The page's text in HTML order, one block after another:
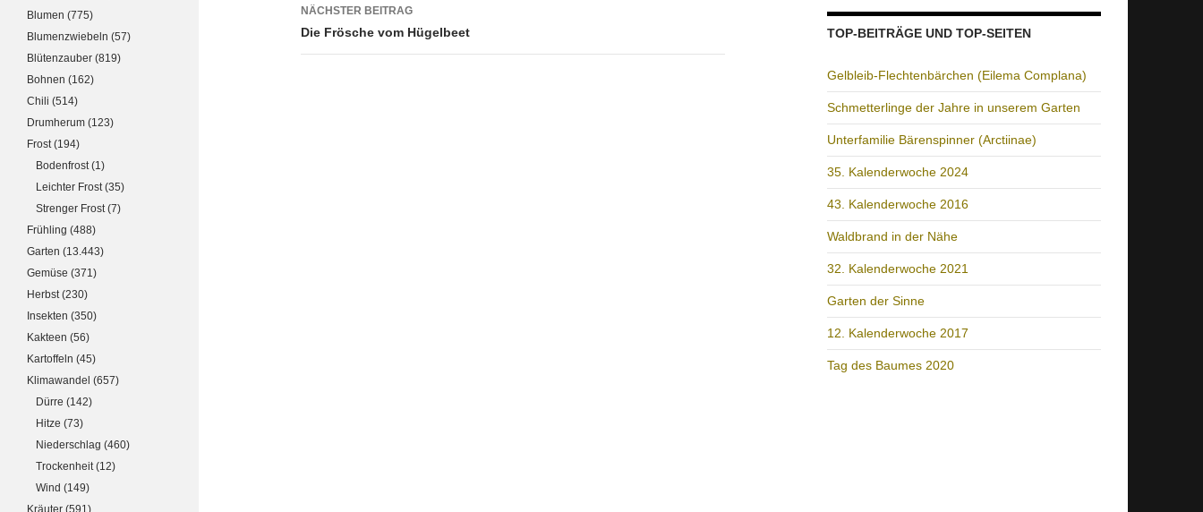
NÄCHSTER BEITRAG
Die Frösche vom Hügelbeet TOP-BEITRÄGE UND TOP-SEITEN
Gelbleib-Flechtenbärchen (Eilema Complana)
Schmetterlinge der Jahre in unserem Garten
Unterfamilie Bärenspinner (Arctiinae)
35. Kalenderwoche 2024
43. Kalenderwoche 2016
Waldbrand in der Nähe
32. Kalenderwoche 2021
Garten der Sinne
12. Kalenderwoche 2017
Tag des Baumes 2020
Blumen (775)
Blumenzwiebeln (57)
Blütenzauber (819)
Bohnen (162)
Chili (514)
Drumherum (123)
Frost(194)
Bodenfrost(1)
Leichter Frost(35)
Strenger Frost(7)
Frühling (488)
Garten (13.443)
Gemüse (371)
Herbst(230)
Insekten (350)
Kakteen (56)
Kartoffeln (45)
Klimawandel (657)
Dürre (142)
Hitze (73)
Niederschlag (460)
Trockenheit(12)
Wind (149)
Kräuter (591)